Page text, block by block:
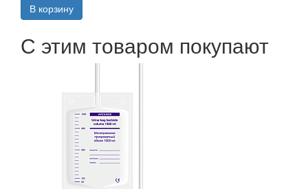
В корзину
С этим товаром покупают